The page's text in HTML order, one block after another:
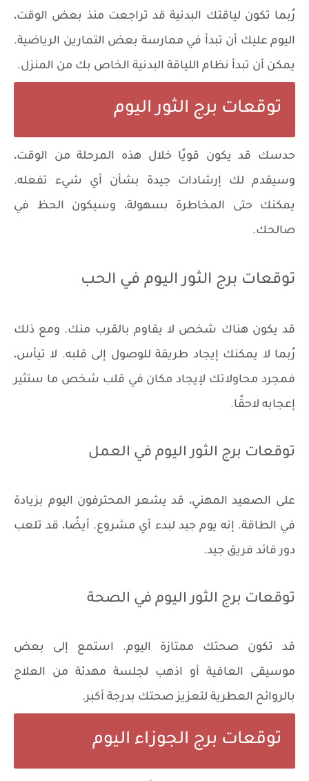
رُبما تكون لياقتك البدنية قد تراجعت منذ بعض الوقت،
اليوم عليك أن تبدأ في ممارسة بعض التمارين الرياضية.
يمكن أن تبدأ نظام اللياقة البدنية الخاص بك من المنزل.
توقعات برج الثور اليوم
حدسك قد يكون قويًا خلال هذه المرحلة من الوقت،
وسيقدم لك إرشادات جيدة بشأن أي شيء تفعله.
يمكنك حتى المخاطرة بسهولة، وسيكون الحظ في
صالحك.
توقعات برج الثور اليوم في الحب
قد يكون هناك شخص لا يقاوم بالقرب منك. ومع ذلك
رُبما لا يمكنك إيجاد طريقة للوصول إلى قلبه. لا تيأس،
فمجرد محاولاتك لإيجاد مكان في قلب شخص ما ستثير
إعجابه لاحقًا.
توقعات برج الثور اليوم في العمل
على الصعيد المهني، قد يشعر المحترفون اليوم بزيادة
في الطاقة. إنه يوم جيد لبدء أي مشروع. أيضًا، قد تلعب
دور قائد فريق جيد.
توقعات برج الثور اليوم في الصحة
قد تكون صحتك ممتازة اليوم. استمع إلى بعض
موسيقى العافية أو اذهب لجلسة مهدئة من العلاج
بالروائح العطرية لتعزيز صحتك بدرجة أكبر.
توقعات برج الجوزاء اليوم